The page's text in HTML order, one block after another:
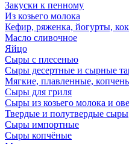
Закуски к пенному
Из козьего молока
Кефир, ряженка, йогурты,
Масло сливочное
Яйцо
Сыры с плесенью
Сыры десертные и сырные
Мягкие, плавленные,
Сыры для гриля
Сыры из козьего молока и
Твердые и полутвердые сыры
Сыры импортные
Сыры копчёные